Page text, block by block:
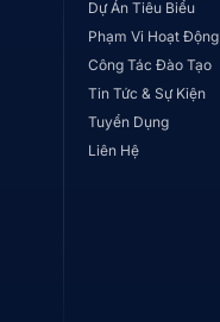
Dự Án Tiêu Biểu
Phạm Vi Hoạt Động
Công Tác Đào Tạo
Tin Tức & Sự Kiện
Tuyển Dụng
Liên Hệ